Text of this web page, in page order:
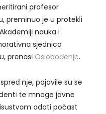
profesor
preminuo je u protekli
nauka i
sjednica
prenosi Oslobođenje.
nje, pojavile su se
te mnoge javne
odati počast